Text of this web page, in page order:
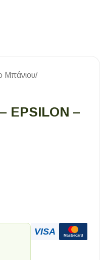
Μπάνιου/
EPSILON –
VISA Mastercard